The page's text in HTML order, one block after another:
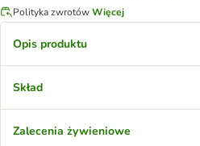
Polityka zwrotówWięcej
Opis produktu
Skład
Zalecenia żywieniowe